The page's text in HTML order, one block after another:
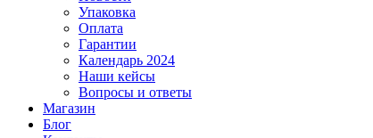
Упаковка
Оплата
Гарантии
Календарь 2024
Наши кейсы
Вопросы и ответы
Магазин
Блог